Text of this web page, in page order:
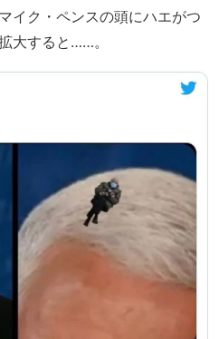
イク・ペンスの頭にハエがつ
大すると……。